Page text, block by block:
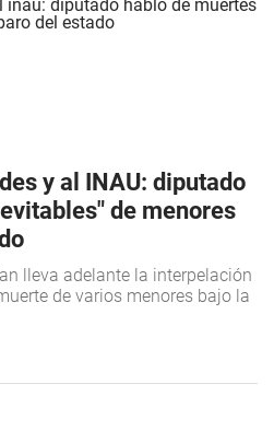
y al INAU: diputado
de menores
lleva adelante la interpelación
de varios menores bajo la